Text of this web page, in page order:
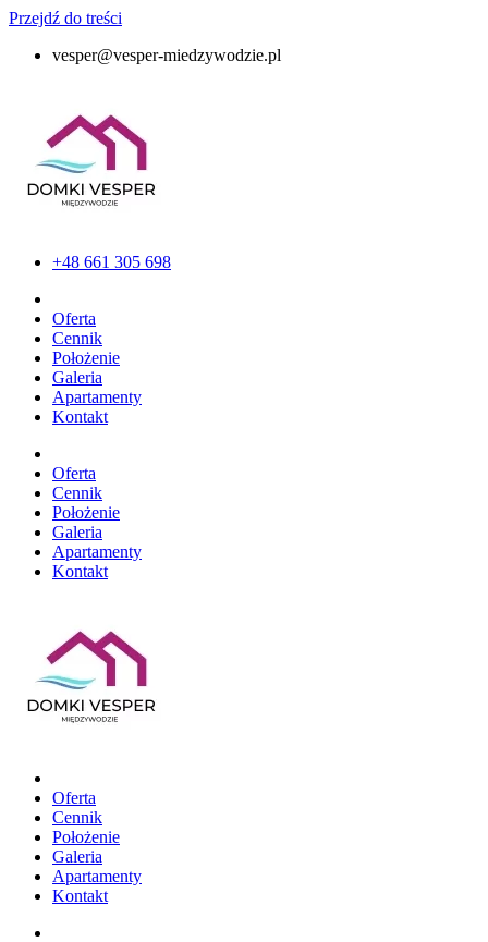
Przejdź do treści
vesper@vesper-miedzywodzie.pl
+48 661 305 698
Oferta
Cennik
Położenie
Galeria
Apartamenty
Kontakt
Oferta
Cennik
Położenie
Galeria
Apartamenty
Kontakt
Oferta
Cennik
Położenie
Galeria
Apartamenty
Kontakt